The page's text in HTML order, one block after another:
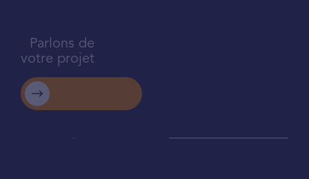
Parlons de
votre projet